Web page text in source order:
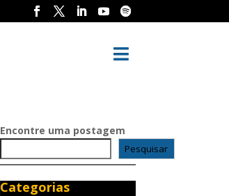

Encontre uma postagem
Pesquisar
Categorias